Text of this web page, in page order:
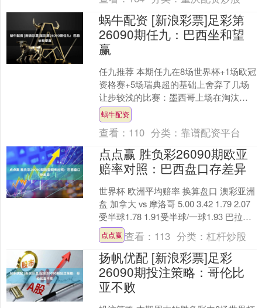
蜗牛配资 [新浪彩票]足彩第
26090期任九：巴西坐和望
赢
任九推荐 本期任九在8场世界杯+1场欧冠
资格赛+5场瑞典超的基础上舍弃了几场
让步较浅的比赛：墨西哥上场在淘汰赛
中2-0完胜厄瓜多尔，世界杯取得一波4连
胜，发挥很....
蜗牛配资
查看： 110 分类：靠谱配资平台
点点赢 胜负彩26090期欧亚
赔率对照：巴西盘口存差异
世界杯 欧洲平均赔率 换算盘口 澳彩亚洲
盘 加拿大 vs 摩洛哥 5.00 3.42 1.79 2.07
受半球1.78 1.91受半球/一球1.93 巴拉圭
v....
点点赢 查看： 113 分类：杠杆炒股
扬帆优配 [新浪彩票]足彩
26090期投注策略：哥伦比
亚不败